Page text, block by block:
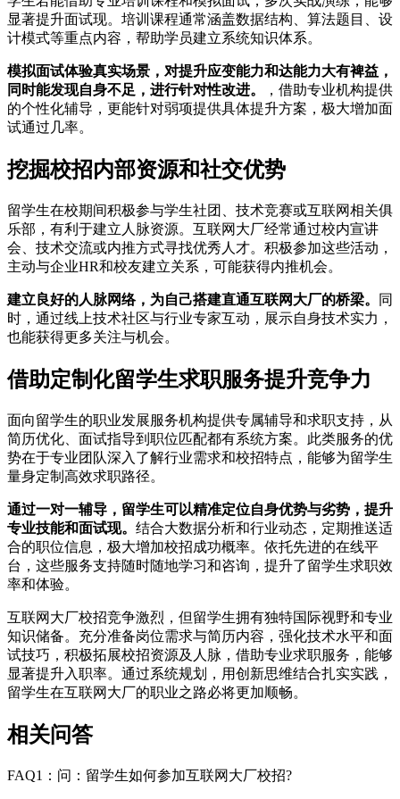
显著提升面试现。培训课程通常涵盖数据结构、算法题目、设
计模式等重点内容，帮助学员建立系统知识体系。
模拟面试体验真实场景，对提升应变能力和达能力大有裨益，
同时能发现自身不足，进行针对性改进。
，借助专业机构提供
的个性化辅导，更能针对弱项提供具体提升方案，极大增加面
试通过几率。
挖掘校招内部资源和社交优势
留学生在校期间积极参与学生社团、技术竞赛或互联网相关俱
乐部，有利于建立人脉资源。互联网大厂经常通过校内宣讲
会、技术交流或内推方式寻找优秀人才。积极参加这些活动，
主动与企业HR和校友建立关系，可能获得内推机会。
建立良好的人脉网络，为自己搭建直通互联网大厂的桥梁。
同
时，通过线上技术社区与行业专家互动，展示自身技术实力，
也能获得更多关注与机会。
借助定制化留学生求职服务提升竞争力
面向留学生的职业发展服务机构提供专属辅导和求职支持，从
简历优化、面试指导到职位匹配都有系统方案。此类服务的优
势在于专业团队深入了解行业需求和校招特点，能够为留学生
量身定制高效求职路径。
通过一对一辅导，留学生可以精准定位自身优势与劣势，提升
专业技能和面试现。 结合大数据分析和行业动态，定期推送适
合的职位信息，极大增加校招成功概率。依托先进的在线平
台，这些服务支持随时随地学习和咨询，提升了留学生求职效
率和体验。
互联网大厂校招竞争激烈，但留学生拥有独特国际视野和专业
知识储备。充分准备岗位需求与简历内容，强化技术水平和面
试技巧，积极拓展校招资源及人脉，借助专业求职服务，能够
显著提升入职率。通过系统规划，用创新思维结合扎实实践，
留学生在互联网大厂的职业之路必将更加顺畅。
相关问答
FAQ1：问：留学生如何参加互联网大厂校招?